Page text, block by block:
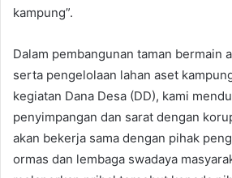
kampung”.
Dalam pembangunan taman bermain
serta pengelolaan lahan aset
kegiatan Dana Desa (DD), kami
penyimpangan dan sarat dengan
akan bekerja sama dengan pihak
ormas dan lembaga swadaya